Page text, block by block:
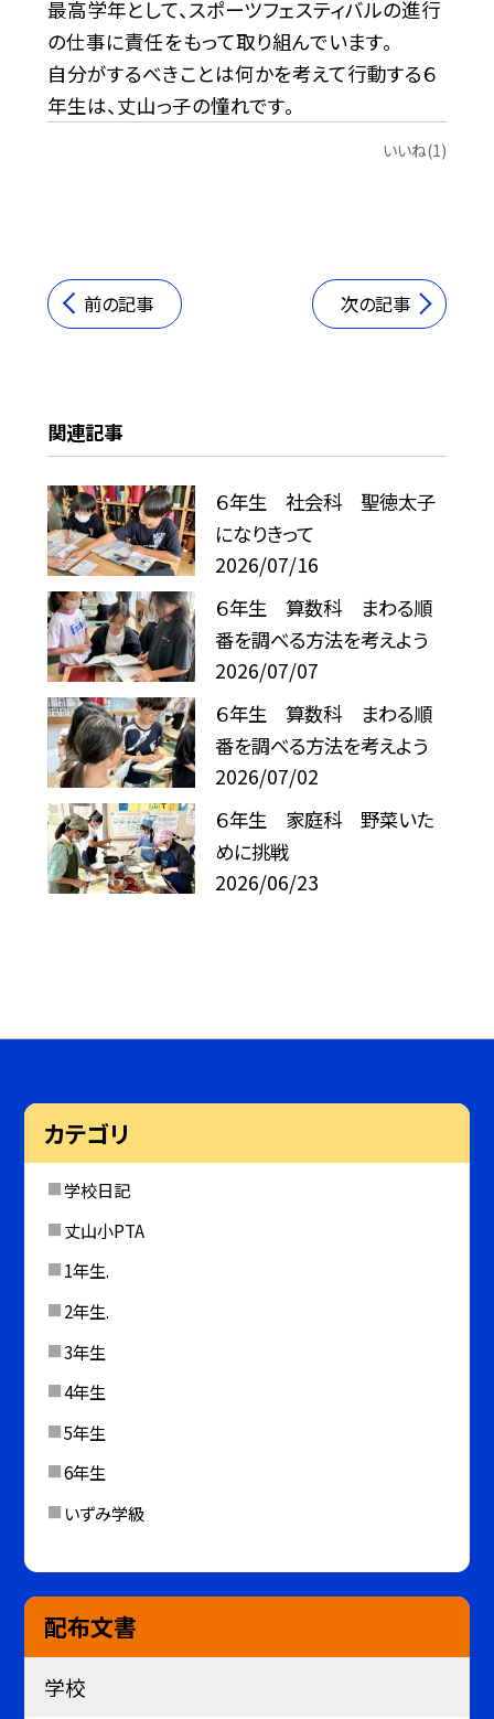
最高学年として、スポーツフェスティバルの進行
の仕事に責任をもって取り組んでいます。
自分がするべきことは何かを考えて行動する６
年生は、丈山っ子の憧れです。
いいね(1)
前の記事 次の記事
関連記事
６年生 社会科 聖徳太子
になりきって
2026/07/16
６年生 算数科 まわる順
番を調べる方法を考えよう
2026/07/07
６年生 算数科 まわる順
番を調べる方法を考えよう
2026/07/02
６年生 家庭科 野菜いた
めに挑戦
2026/06/23
カテゴリ
学校日記
丈山小PTA
1年生.
2年生.
3年生
4年生
5年生
6年生
いずみ学級
配布文書
学校